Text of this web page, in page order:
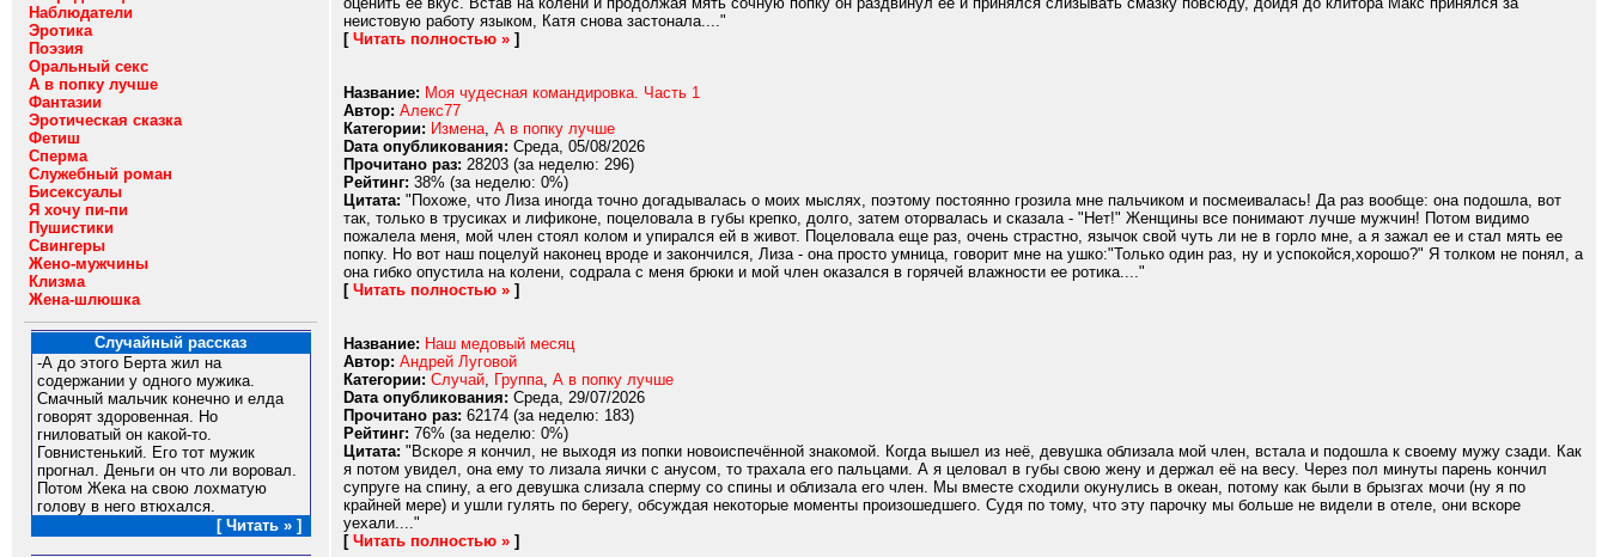
Наблюдатели
Эротика
Поэзия
Оральный секс
А в попку лучше
Фантазии
Эротическая сказка
Фетиш
Сперма
Служебный роман
Бисексуалы
Я хочу пи-пи
Пушистики
Свингеры
Жено-мужчины
Клизма
Жена-шлюшка
Случайный рассказ
-А до этого Берта жил на
содержании у одного мужика.
Смачный мальчик конечно и елда
говорят здоровенная. Но
гниловатый он какой-то.
Говнистенький. Его тот мужик
прогнал. Деньги он что ли воровал.
Потом Жека на свою лохматую
голову в него втюхался.
[ Читать » ]
неистовую работу языком, Катя снова застонала...."
[ Читать полностью » ]
Название: Моя чудесная командировка. Часть 1
Автор: Алекс77
Категории: Измена, А в попку лучше
Dата опубликования: Среда, 05/08/2026
Прочитано раз: 28203 (за неделю: 296)
Рейтинг: 38% (за неделю: 0%)
Цитата: "Похоже, что Лиза иногда точно догадывалась о моих мыслях, поэтому постоянно грозила мне пальчиком и посмеивалась! Да раз вообще: она подошла, вот
так, только в трусиках и лификоне, поцеловала в губы крепко, долго, затем оторвалась и сказала - "Нет!" Женщины все понимают лучше мужчин! Потом видимо
пожалела меня, мой член стоял колом и упирался ей в живот. Поцеловала еще раз, очень страстно, язычок свой чуть ли не в горло мне, а я зажал ее и стал мять ее
попку. Но вот наш поцелуй наконец вроде и закончился, Лиза - она просто умница, говорит мне на ушко:"Только один раз, ну и успокойся,хорошо?" Я толком не понял, а
она гибко опустила на колени, содрала с меня брюки и мой член оказался в горячей влажности ее ротика...."
[ Читать полностью » ]
Название: Наш медовый месяц
Автор: Андрей Луговой
Категории: Случай, Группа, А в попку лучше
Dата опубликования: Среда, 29/07/2026
Прочитано раз: 62174 (за неделю: 183)
Рейтинг: 76% (за неделю: 0%)
Цитата: "Вскоре я кончил, не выходя из попки новоиспечённой знакомой. Когда вышел из неё, девушка облизала мой член, встала и подошла к своему мужу сзади. Как
я потом увидел, она ему то лизала яички с анусом, то трахала его пальцами. А я целовал в губы свою жену и держал её на весу. Через пол минуты парень кончил
супруге на спину, а его девушка слизала сперму со спины и облизала его член. Мы вместе сходили окунулись в океан, потому как были в брызгах мочи (ну я по
крайней мере) и ушли гулять по берегу, обсуждая некоторые моменты произошедшего. Судя по тому, что эту парочку мы больше не видели в отеле, они вскоре
уехали...."
[ Читать полностью » ]